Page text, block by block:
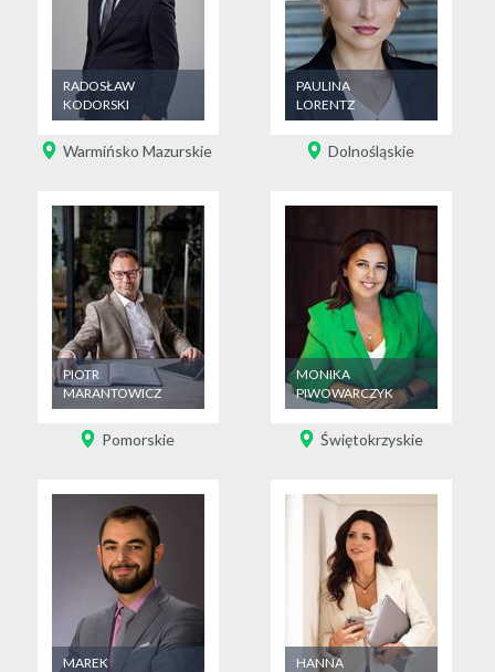
RADOSŁAW
KODORSKI
Warmińsko Mazurskie
PAULINA
LORENTZ
Dolnośląskie
PIOTR
MARANTOWICZ
Pomorskie
MONIKA
PIWOWARCZYK
Świętokrzyskie
MAREK
HANNA